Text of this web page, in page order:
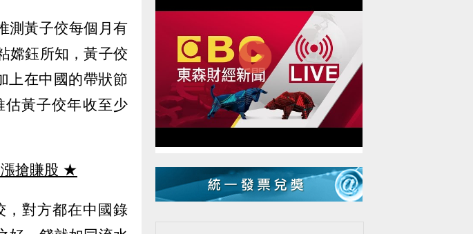
測黃子佼每個月有
嫦鈺所知，黃子佼
上在中國的帶狀節
黃子佼年收至少
搶賺股 ★
，對方都在中國錄